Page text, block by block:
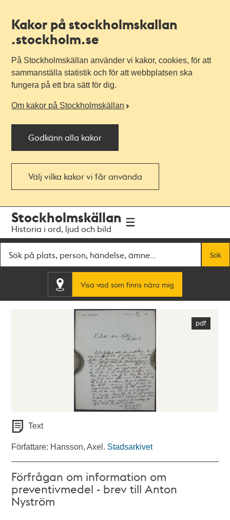
Kakor på stockholmskallan
.stockholm.se
På Stockholmskällan använder vi kakor, cookies, för att
sammanställa statistik och för att webbplatsen ska
fungera på ett bra sätt för dig.
Om kakor på Stockholmskällan
Godkänn alla kakor
Välj vilka kakor vi får använda
navigationen
huvudinnehållet
Stockholmskällan
Historia i ord, ljud och bild
Sök
Visa vad som finns nära mig
Text
Författare: Hansson, Axel. Stadsarkivet
Förfrågan om information om
preventivmedel - brev till Anton
Nyström